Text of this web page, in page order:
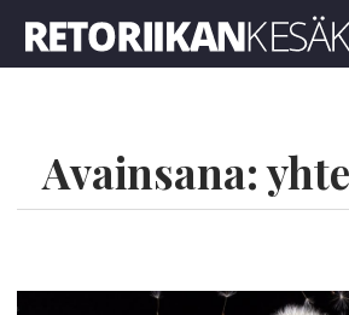
Avainsana: